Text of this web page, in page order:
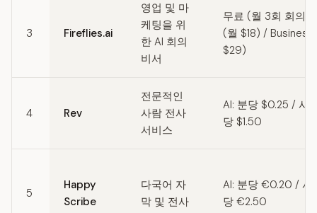
3 Fireflies.ai
영업 및 마
케팅을 위
한 AI 회의
비서
무료 (월 3회 회의)
(월 $18) / Business
$29)
4 Rev
전문적인
사람 전사
서비스
AI: 분당 $0.25 / 사
당 $1.50
5
Happy
Scribe
다국어 자
막 및 전사
AI: 분당 €0.20 / 사
당 €2.50